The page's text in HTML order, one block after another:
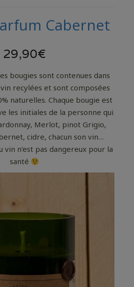
Cabernet
29,90€
bougies sont contenues dans
recylées et sont composées
naturelles. Chaque bougie est
les initiales de la personne qui
Merlot, pinot Grigio,
cidre, chacun son vin…
vin n’est pas dangereux pour la
santé